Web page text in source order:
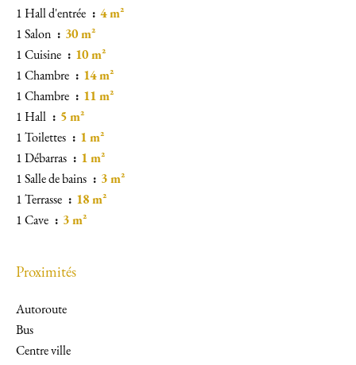
1 Hall d'entrée
4 m²
1 Salon
30 m²
1 Cuisine
10 m²
1 Chambre
14 m²
1 Chambre
11 m²
1 Hall
5 m²
1 Toilettes
1 m²
1 Débarras
1 m²
1 Salle de bains
3 m²
1 Terrasse
18 m²
1 Cave
3 m²
Proximités
Autoroute
Bus
Centre ville